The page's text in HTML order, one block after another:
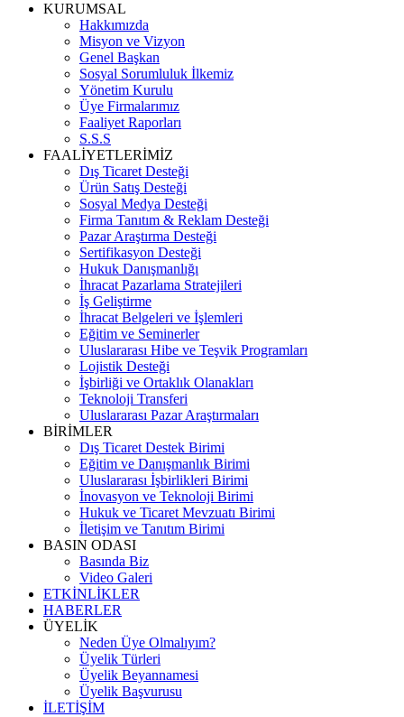
KURUMSAL
Hakkımızda
Misyon ve Vizyon
Genel Başkan
Sosyal Sorumluluk İlkemiz
Yönetim Kurulu
Üye Firmalarımız
Faaliyet Raporları
S.S.S
FAALİYETLERİMİZ
Dış Ticaret Desteği
Ürün Satış Desteği
Sosyal Medya Desteği
Firma Tanıtım & Reklam Desteği
Pazar Araştırma Desteği
Sertifikasyon Desteği
Hukuk Danışmanlığı
İhracat Pazarlama Stratejileri
İş Geliştirme
İhracat Belgeleri ve İşlemleri
Eğitim ve Seminerler
Uluslararası Hibe ve Teşvik Programları
Lojistik Desteği
İşbirliği ve Ortaklık Olanakları
Teknoloji Transferi
Uluslararası Pazar Araştırmaları
BİRİMLER
Dış Ticaret Destek Birimi
Eğitim ve Danışmanlık Birimi
Uluslararası İşbirlikleri Birimi
İnovasyon ve Teknoloji Birimi
Hukuk ve Ticaret Mevzuatı Birimi
İletişim ve Tanıtım Birimi
BASIN ODASI
Basında Biz
Video Galeri
ETKİNLİKLER
HABERLER
ÜYELİK
Neden Üye Olmalıyım?
Üyelik Türleri
Üyelik Beyannamesi
Üyelik Başvurusu
İLETİŞİM